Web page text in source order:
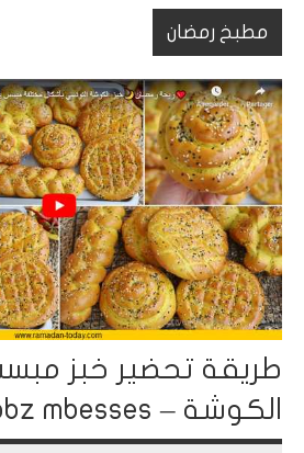
مطبخ رمضان
طريقة تحضير خبز
الكوشة – recette khobz mbesses